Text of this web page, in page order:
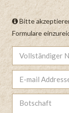
Bitte
Formulare